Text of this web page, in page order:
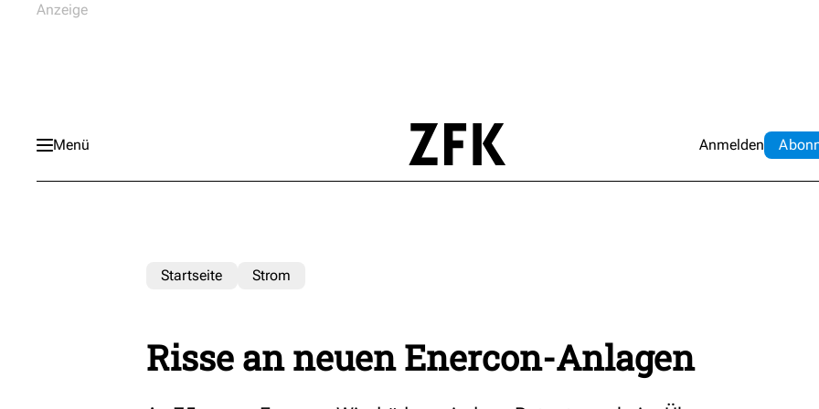
Menü Anmelden Abo
Startseite Strom
Risse an neuen Enercon-Anlagen